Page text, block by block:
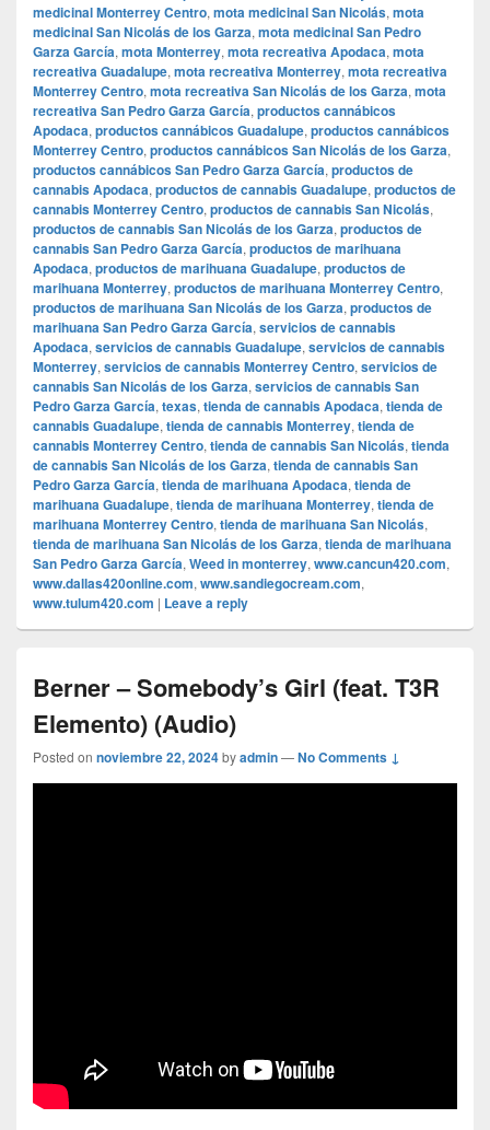
medicinal Monterrey Centro, mota medicinal San Nicolás, mota
medicinal San Nicolás de los Garza, mota medicinal San Pedro
Garza García, mota Monterrey, mota recreativa Apodaca, mota
recreativa Guadalupe, mota recreativa Monterrey, mota recreativa
Monterrey Centro, mota recreativa San Nicolás de los Garza, mota
recreativa San Pedro Garza García, productos cannábicos
Apodaca, productos cannábicos Guadalupe, productos cannábicos
Monterrey Centro, productos cannábicos San Nicolás de los Garza,
productos cannábicos San Pedro Garza García, productos de
cannabis Apodaca, productos de cannabis Guadalupe, productos de
cannabis Monterrey Centro, productos de cannabis San Nicolás,
productos de cannabis San Nicolás de los Garza, productos de
cannabis San Pedro Garza García, productos de marihuana
Apodaca, productos de marihuana Guadalupe, productos de
marihuana Monterrey, productos de marihuana Monterrey Centro,
productos de marihuana San Nicolás de los Garza, productos de
marihuana San Pedro Garza García, servicios de cannabis
Apodaca, servicios de cannabis Guadalupe, servicios de cannabis
Monterrey, servicios de cannabis Monterrey Centro, servicios de
cannabis San Nicolás de los Garza, servicios de cannabis San
Pedro Garza García, texas, tienda de cannabis Apodaca, tienda de
cannabis Guadalupe, tienda de cannabis Monterrey, tienda de
cannabis Monterrey Centro, tienda de cannabis San Nicolás, tienda
de cannabis San Nicolás de los Garza, tienda de cannabis San
Pedro Garza García, tienda de marihuana Apodaca, tienda de
marihuana Guadalupe, tienda de marihuana Monterrey, tienda de
marihuana Monterrey Centro, tienda de marihuana San Nicolás,
tienda de marihuana San Nicolás de los Garza, tienda de marihuana
San Pedro Garza García, Weed in monterrey, www.cancun420.com,
www.dallas420online.com, www.sandiegocream.com,
www.tulum420.com | Leave a reply
Berner – Somebody’s Girl (feat. T3R
Elemento) (Audio)
Posted on noviembre 22, 2024byadmin—No Comments ↓